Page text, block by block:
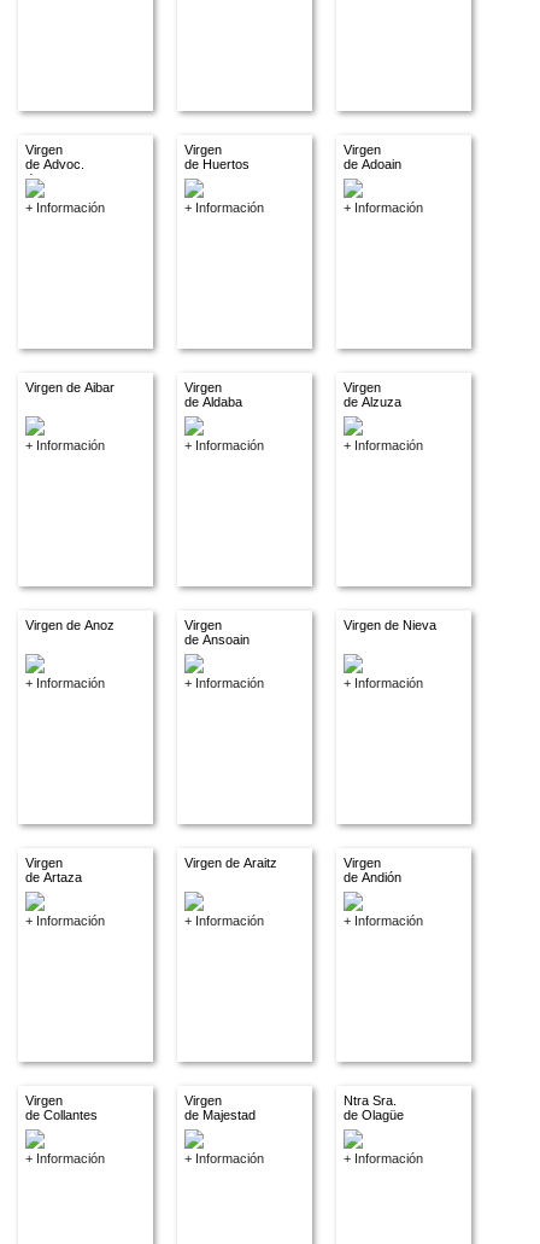
Virgen
de Advoc.
descon.
+ Información
Virgen
de Huertos
+ Información
Virgen
de Adoain
+ Información
Virgen de Aibar
+ Información
Virgen
de Aldaba
+ Información
Virgen
de Alzuza
+ Información
Virgen de Anoz
+ Información
Virgen
de Ansoain
+ Información
Virgen de Nieva
+ Información
Virgen
de Artaza
+ Información
Virgen de Araitz
+ Información
Virgen
de Andión
+ Información
Virgen
de Collantes
+ Información
Virgen
de Majestad
+ Información
Ntra Sra.
de Olagüe
+ Información